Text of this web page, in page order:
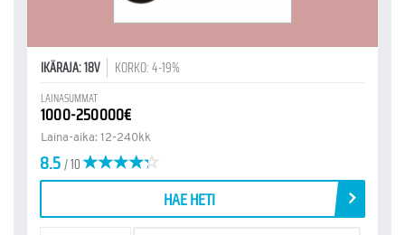
IKÄRAJA: 18V KORKO: 4-19%
LAINASUMMAT
1000-250000€
Laina-aika: 12-240kk
8.5/ 10
HAE HETI